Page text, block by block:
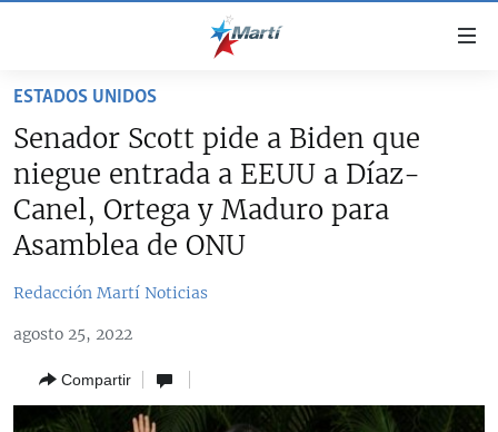
accesibilidad
contenido
principal
principal
CUBA
CUBA
DERECHOS HUMANOS
SOBRE CUBA
ESTADOS UNIDOS
ESTADOS UNIDOS
AMÉRICA LATINA
ESTADOS UNIDOS
Senador Scott pide a Biden que
niegue entrada a EEUU a Díaz-
Canel, Ortega y Maduro para
Asamblea de ONU
Redacción Martí Noticias
agosto 25, 2022
Compartir